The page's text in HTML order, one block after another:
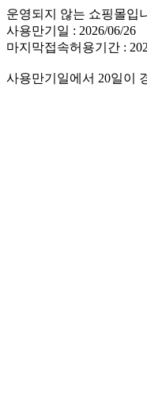
운영되지 않는 쇼핑몰입
사용만기일 : 2026/06/26
마지막접속허용기간 :
사용만기일에서 20일이